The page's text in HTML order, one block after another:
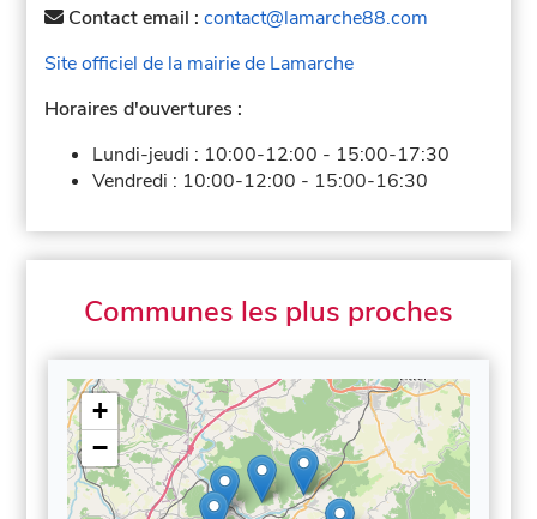
Contact email :contact@lamarche88.com
Site officiel de la mairie de Lamarche
Horaires d'ouvertures :
Lundi-jeudi : 10:00-12:00 - 15:00-17:30
Vendredi : 10:00-12:00 - 15:00-16:30
Communes les plus proches
+
−